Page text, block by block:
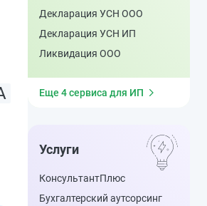
Декларация УСН ООО
Декларация УСН ИП
Ликвидация ООО
Еще 4 сервиса для ИП
Услуги
КонсультантПлюс
Бухгалтерский аутсорсинг